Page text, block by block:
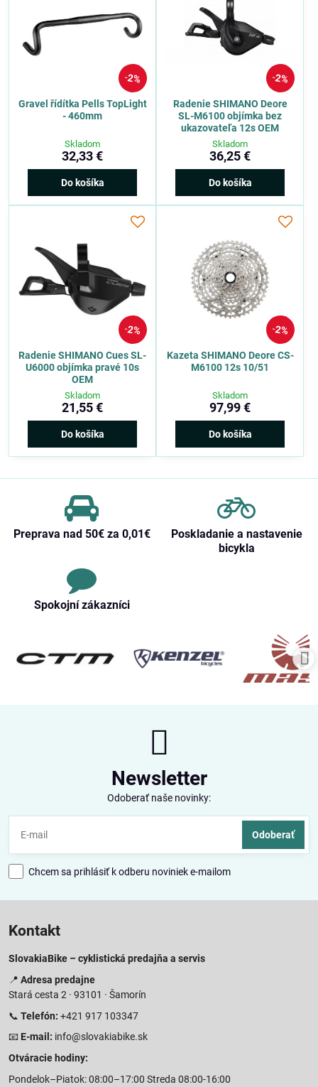
2%
Gravel řídítka Pells TopLight
- 460mm
Skladom
32,33 €
Do košíka
2%
Radenie SHIMANO Deore
SL-M6100 objímka bez
ukazovateľa 12s OEM
Skladom
36,25 €
Do košíka
2%
Radenie SHIMANO Cues SL-
U6000 objímka pravé 10s
OEM
Skladom
21,55 €
Do košíka
2%
Kazeta SHIMANO Deore CS-
M6100 12s 10/51
Skladom
97,99 €
Do košíka
Preprava nad 50€ za 0,01€
Poskladanie a nastavenie
bicykla
Spokojní zákazníci
Newsletter
Odoberať naše novinky:
Odoberať
Chcem sa prihlásiť k odberu noviniek e-mailom
Kontakt
SlovakiaBike – cyklistická predajňa a servis
📍 Adresa predajne
Stará cesta 2 · 93101 · Šamorín
📞 Telefón: +421 917 103347
📧 E-mail: info@slovakiabike.sk
Otváracie hodiny:
Pondelok–Piatok: 08:00–17:00 Streda 08:00-16:00